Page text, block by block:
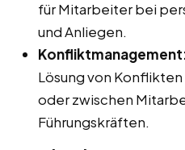
für Mitarbeiter bei
und Anliegen.
Lösung von
oder zwischen
Führungskräften.